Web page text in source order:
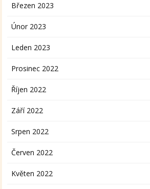
Březen 2023
Únor 2023
Leden 2023
Prosinec 2022
Říjen 2022
Září 2022
Srpen 2022
Červen 2022
Květen 2022